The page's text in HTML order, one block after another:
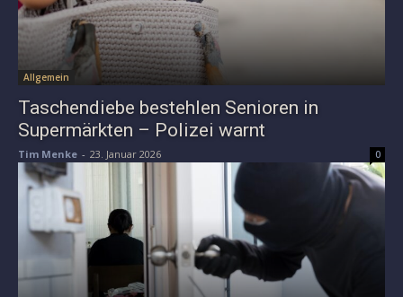
Allgemein
Taschendiebe bestehlen Senioren in
Supermärkten – Polizei warnt
Tim Menke - 23. Januar 2026 0